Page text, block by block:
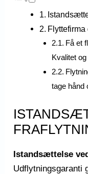
Få et
Kvalitet
tage hånd
Istandsættelse
Udflytningsgaranti